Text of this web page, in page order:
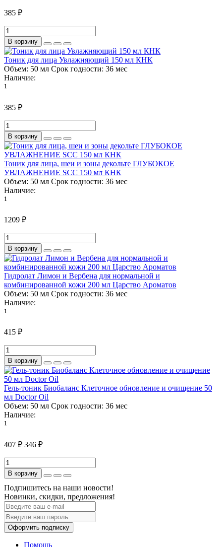
385 ₽
В корзину
Тоник для лица Увлажняющий 150 мл КНК
Объем: 50 мл Срок годности: 36 мес
Наличие:
1
385 ₽
В корзину
Тоник для лица, шеи и зоны декольте ГЛУБОКОЕ
УВЛАЖНЕНИЕ SCC 150 мл КНК
Объем: 50 мл Срок годности: 36 мес
Наличие:
1
1209 ₽
В корзину
Гидролат Лимон и Вербена для нормальной и
комбинированной кожи 200 мл Царство Ароматов
Объем: 50 мл Срок годности: 36 мес
Наличие:
1
415 ₽
В корзину
Гель-тоник Биобаланс Клеточное обновление и очищение 50
мл Doctor Oil
Объем: 50 мл Срок годности: 36 мес
Наличие:
1
407 ₽ 346 ₽
В корзину
Подпишитесь на наши новости!
Новинки, скидки, предложения!
Оформить подписку
Помощь